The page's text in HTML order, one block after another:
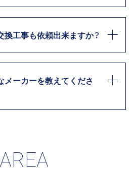
換工事も依頼出来ますか？
メーカーを教えてくださ
AREA